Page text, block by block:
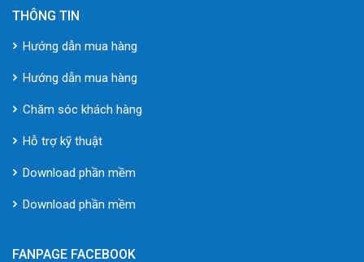
THÔNG TIN
Hướng dẫn mua hàng
Hướng dẫn mua hàng
Chăm sóc khách hàng
Hỗ trợ kỹ thuật
Download phần mềm
Download phần mềm
FANPAGE FACEBOOK